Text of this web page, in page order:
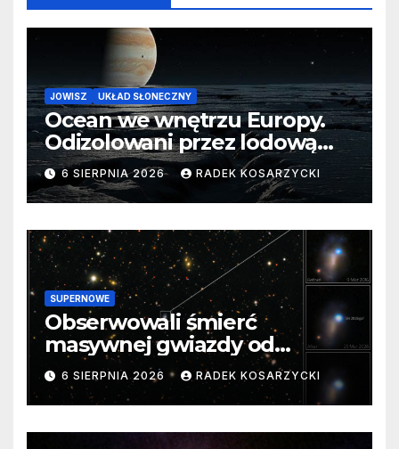
JOWISZ UKŁAD SŁONECZNY
Ocean we wnętrzu Europy.
Odizolowani przez lodową
barierę
6 SIERPNIA 2026 RADEK KOSARZYCKI
SUPERNOWE
Obserwowali śmierć
masywnej gwiazdy od
samego początku. Niezwykle
cenne dane
6 SIERPNIA 2026 RADEK KOSARZYCKI